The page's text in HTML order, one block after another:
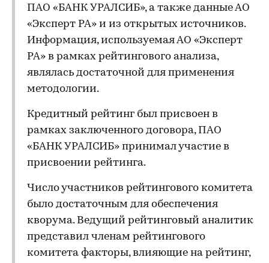
ПАО «БАНК УРАЛСИБ», а также данные АО
«Эксперт РА» и из открытых источников.
Информация, используемая АО «Эксперт
РА» в рамках рейтингового анализа,
являлась достаточной для применения
методологии.
Кредитный рейтинг был присвоен в
рамках заключенного договора, ПАО
«БАНК УРАЛСИБ» принимал участие в
присвоении рейтинга.
Число участников рейтингового комитета
было достаточным для обеспечения
кворума. Ведущий рейтинговый аналитик
представил членам рейтингового
комитета факторы, влияющие на рейтинг,